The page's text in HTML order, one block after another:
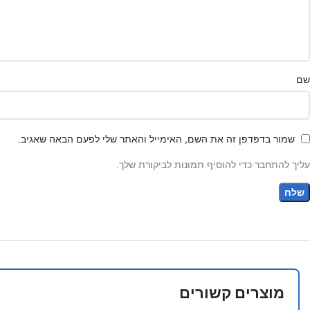
שם
שמור בדפדפן זה את השם, האימייל והאתר שלי לפעם הבאה שאגיב.
עליך להתחבר כדי להוסיף תמונות לביקורת שלך.
מוצרים קשורים